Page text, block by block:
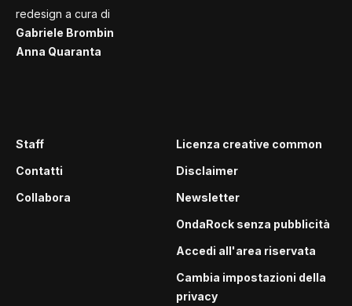
redesign a cura di
Gabriele Brombin
Anna Quaranta
Staff
Contatti
Collabora
Licenza creative common
Disclaimer
Newsletter
OndaRock senza pubblicità
Accedi all'area riservata
Cambia impostazioni della
privacy